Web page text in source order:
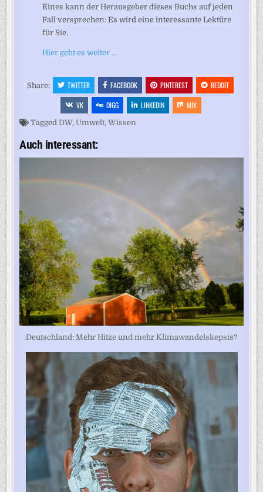
Eines kann der Herausgeber dieses Buchs auf jeden
Fall versprechen: Es wird eine interessante Lektüre
für Sie.
Hier geht es weiter …
Share: TWITTER FACEBOOK PINTEREST
REDDIT
VK
DIGG LINKEDIN MIX
TaggedDW,Umwelt,Wissen
Auch interessant:
Deutschland: Mehr Hitze und mehr Klimawandelskepsis?